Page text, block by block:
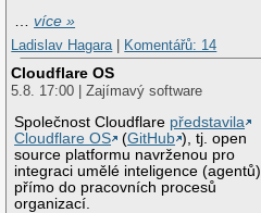
…více »
Ladislav Hagara | Komentářů: 14
Cloudflare OS
5.8. 17:00 | Zajímavý software
Společnost Cloudflare představila
Cloudflare OS
(GitHub ), tj. open
source platformu navrženou pro
integraci umělé inteligence (agentů)
přímo do pracovních procesů
organizací.